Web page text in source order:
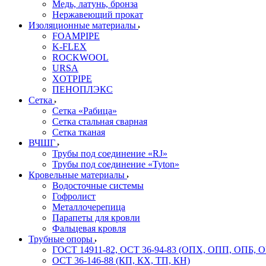
Медь, латунь, бронза
Нержавеющий прокат
Изоляционные материалы
FOAMPIPE
K-FLEX
ROCKWOOL
URSA
XOTPIPE
ПЕНОПЛЭКС
Сетка
Сетка «Рабица»
Сетка стальная сварная
Сетка тканая
ВЧШГ
Трубы под соединение «RJ»
Трубы под соединение «Tyton»
Кровельные материалы
Водосточные системы
Гофролист
Металлочерепица
Парапеты для кровли
Фальцевая кровля
Трубные опоры
ГОСТ 14911-82, ОСТ 36-94-83 (ОПХ, ОПП, ОПБ,
ОСТ 36-146-88 (КП, КХ, ТП, КН)